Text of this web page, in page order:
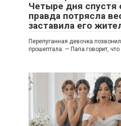
Четыре дня спустя
правда потрясла
заставила его
Перепуганная девочка
прошептала: — Папа говорит,